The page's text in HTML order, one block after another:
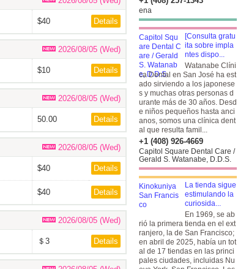
$40 Details
2026/08/05 (Wed)
$10 Details
2026/08/05 (Wed)
50.00 Details
2026/08/05 (Wed)
$40 Details
$40 Details
2026/08/05 (Wed)
＄3 Details
ena
[Consulta gratu
ita sobre impla
ntes dispo...
Watanabe Clíni
ca Dental en San José ha est
ado sirviendo a los japonese
s y muchas otras personas d
urante más de 30 años. Desd
e niños pequeños hasta anci
anos, somos una clínica dent
al que resulta famil...
+1 (408) 926-4669
Capitol Square Dental Care /
Gerald S. Watanabe, D.D.S.
La tienda sigue
estimulando la
curiosida...
En 1969, se ab
rió la primera tienda en el ext
ranjero, la de San Francisco;
en abril de 2025, había un tot
al de 17 tiendas en las princi
pales ciudades, incluidas Nu